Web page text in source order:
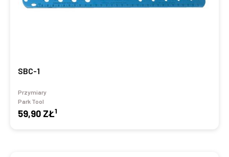
SBC-1
Przymiary
Park Tool
59,90 ZŁ1